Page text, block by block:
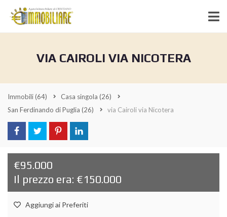
VIA CAIROLI VIA NICOTERA
Immobili(64) Casa singola (26)
San Ferdinando di Puglia (26) via Cairoli via Nicotera
€95.000
Il prezzo era: €150.000
Aggiungi ai Preferiti